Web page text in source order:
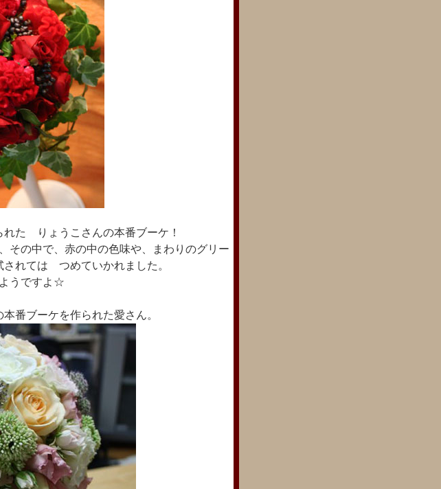
れた りょうこさんの本番ブーケ！
その中で、赤の中の色味や、まわりのグリー
されては つめていかれました。
うですよ☆
番ブーケを作られた愛さん。